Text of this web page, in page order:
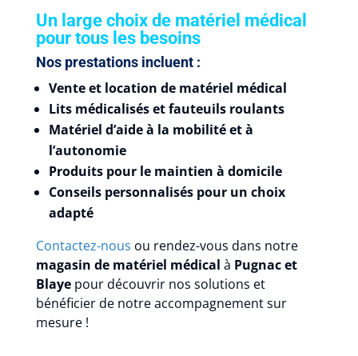
Un large choix de matériel médical
pour tous les besoins
Nos prestations incluent :
Vente et location de matériel médical
Lits médicalisés et fauteuils roulants
Matériel d’aide à la mobilité et à
l’autonomie
Produits pour le maintien à domicile
Conseils personnalisés pour un choix
adapté
Contactez-nous ou rendez-vous dans notre
magasin de matériel médical à Pugnac et
Blayepour découvrir nos solutions et
bénéficier de notre accompagnement sur
mesure !